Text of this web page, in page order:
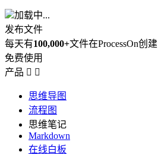
加载中...
发布文件
每天有100,000+文件在ProcessOn创建
免费使用
产品  
思维导图
流程图
思维笔记
Markdown
在线白板